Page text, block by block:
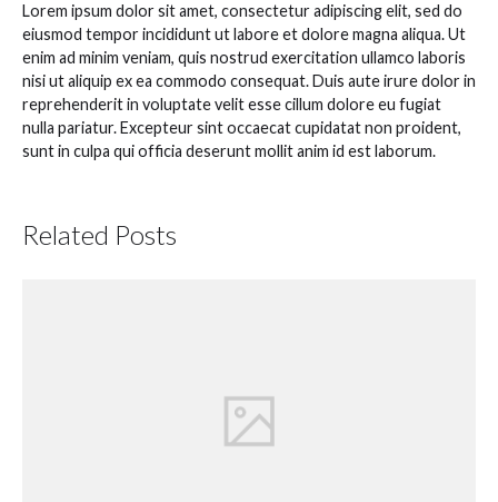
Lorem ipsum dolor sit amet, consectetur adipiscing elit, sed do
eiusmod tempor incididunt ut labore et dolore magna aliqua. Ut
enim ad minim veniam, quis nostrud exercitation ullamco laboris
nisi ut aliquip ex ea commodo consequat. Duis aute irure dolor in
reprehenderit in voluptate velit esse cillum dolore eu fugiat
nulla pariatur. Excepteur sint occaecat cupidatat non proident,
sunt in culpa qui officia deserunt mollit anim id est laborum.
Related Posts